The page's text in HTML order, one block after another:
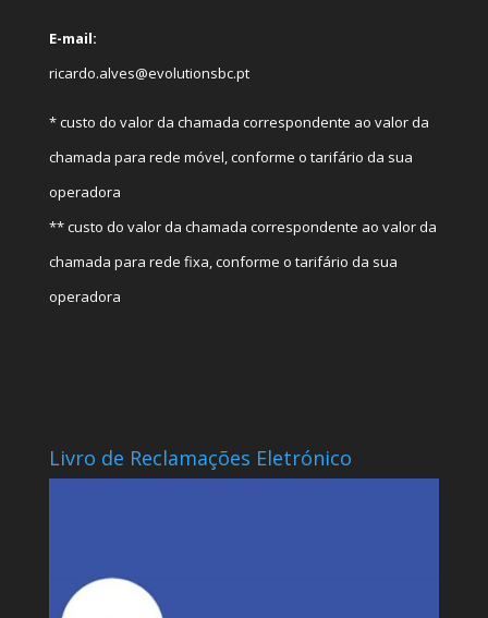
E-mail:
ricardo.alves@evolutionsbc.pt
* custo do valor da chamada correspondente ao valor da
chamada para rede móvel, conforme o tarifário da sua
operadora
** custo do valor da chamada correspondente ao valor da
chamada para rede fixa, conforme o tarifário da sua
operadora
Livro de Reclamações Eletrónico